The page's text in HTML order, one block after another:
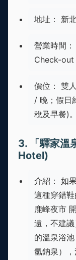
地址： 新
營業時間
Check-out
價位： 雙
/ 晚；假
稅及早餐)
3. 「驛家溫
Hotel)
介紹： 如
這種穿錯
鹿峰夜市
遠，不建
的溫泉浴
氫鈉泉）